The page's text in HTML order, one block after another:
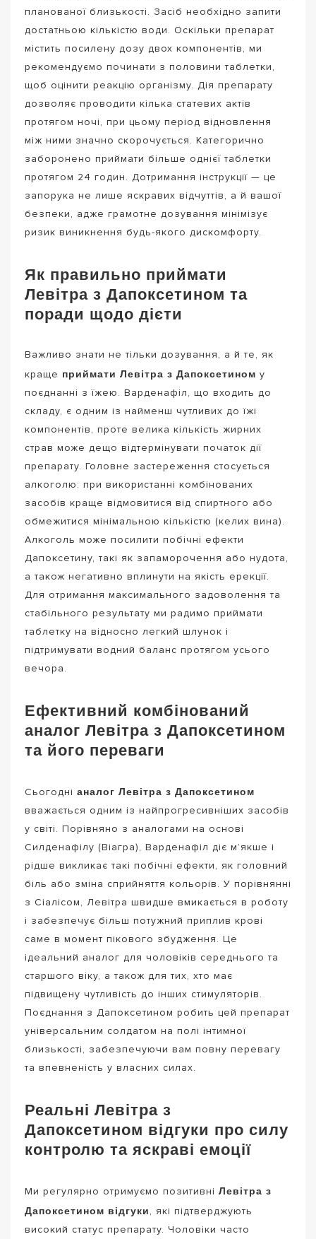
планованої близькості. Засіб необхідно запити
достатньою кількістю води. Оскільки препарат
містить посилену дозу двох компонентів, ми
рекомендуємо починати з половини таблетки,
щоб оцінити реакцію організму. Дія препарату
дозволяє проводити кілька статевих актів
протягом ночі, при цьому період відновлення
між ними значно скорочується. Категорично
заборонено приймати більше однієї таблетки
протягом 24 годин. Дотримання інструкції — це
запорука не лише яскравих відчуттів, а й вашої
безпеки, адже грамотне дозування мінімізує
ризик виникнення будь-якого дискомфорту.
Як правильно приймати
Левітра з Дапоксетином та
поради щодо дієти
Важливо знати не тільки дозування, а й те, як
краще приймати Левітра з Дапоксетином у
поєднанні з їжею. Варденафіл, що входить до
складу, є одним із найменш чутливих до їжі
компонентів, проте велика кількість жирних
страв може дещо відтермінувати початок дії
препарату. Головне застереження стосується
алкоголю: при використанні комбінованих
засобів краще відмовитися від спиртного або
обмежитися мінімальною кількістю (келих вина).
Алкоголь може посилити побічні ефекти
Дапоксетину, такі як запаморочення або нудота,
а також негативно вплинути на якість ерекції.
Для отримання максимального задоволення та
стабільного результату ми радимо приймати
таблетку на відносно легкий шлунок і
підтримувати водний баланс протягом усього
вечора.
Ефективний комбінований
аналог Левітра з Дапоксетином
та його переваги
Сьогодні аналог Левітра з Дапоксетином
вважається одним із найпрогресивніших засобів
у світі. Порівняно з аналогами на основі
Силденафілу (Віагра), Варденафіл діє м’якше і
рідше викликає такі побічні ефекти, як головний
біль або зміна сприйняття кольорів. У порівнянні
з Сіалісом, Левітра швидше вмикається в роботу
і забезпечує більш потужний приплив крові
саме в момент пікового збудження. Це
ідеальний аналог для чоловіків середнього та
старшого віку, а також для тих, хто має
підвищену чутливість до інших стимуляторів.
Поєднання з Дапоксетином робить цей препарат
універсальним солдатом на полі інтимної
близькості, забезпечуючи вам повну перевагу
та впевненість у власних силах.
Реальні Левітра з
Дапоксетином відгуки про силу
контролю та яскраві емоції
Ми регулярно отримуємо позитивні Левітра з
Дапоксетином відгуки, які підтверджують
високий статус препарату. Чоловіки часто